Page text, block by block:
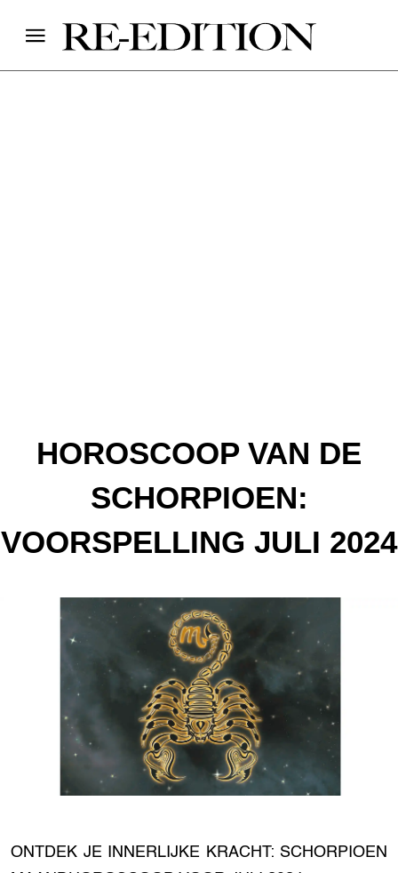
HOROSCOOP VAN DE
SCHORPIOEN:
VOORSPELLING JULI 2024
ONTDEK JE INNERLIJKE KRACHT: SCHORPIOEN